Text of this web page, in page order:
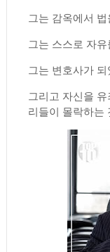
그는 감옥에서
그는 스스로 자
그는 변호사가 되
그리고 자신을
리들이 몰락하는